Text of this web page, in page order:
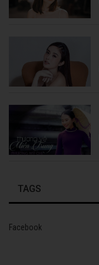
TAGS
Facebook